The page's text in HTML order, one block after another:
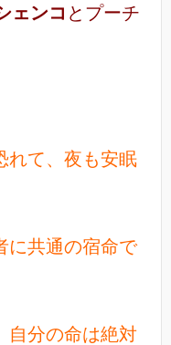
ェンコ とプーチ
れて、夜も安眠
共通の宿命で
自分の命は絶対